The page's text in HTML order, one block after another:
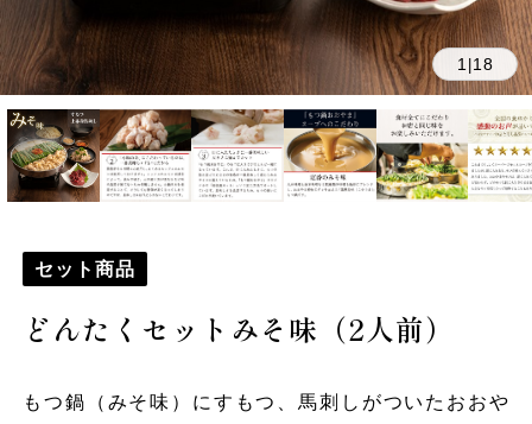
1 |18
セット商品
どんたくセットみそ味（2人前）
もつ鍋（みそ味）にすもつ、馬刺しがついたおおや